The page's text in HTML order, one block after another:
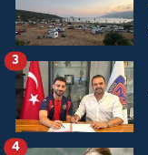
3
4